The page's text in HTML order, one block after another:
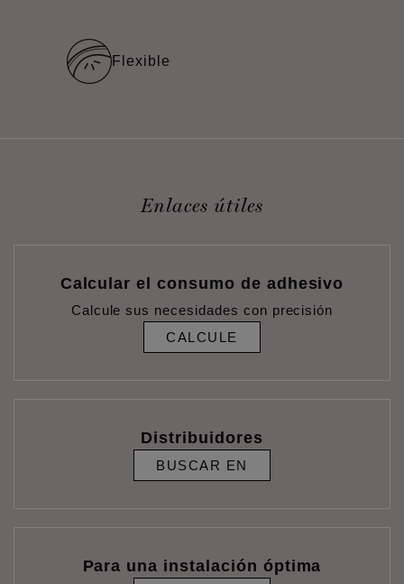
Flexible
Enlaces útiles
Calcular el consumo de adhesivo
Calcule sus necesidades con precisión
CALCULE
Distribuidores
BUSCAR EN
Para una instalación óptima